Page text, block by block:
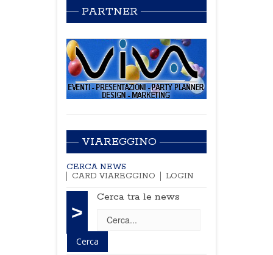
PARTNER
VIAREGGINO
CERCA NEWS
CARD VIAREGGINO
LOGIN
>
Cerca tra le news